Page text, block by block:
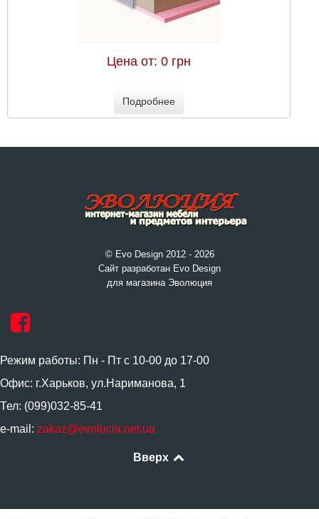
Цена от:0 грн
Подробнее
© Evo Design 2012 - 2026
Сайт разработан Evo Design
для магазина Эволюция
Режим работы: Пн - Пт с 10-00 до 17-00
Офис: г.Харьков, ул.Нариманова, 1
Тел: (099)032-85-41
e-mail: zakaz@evolucia.net.ua
Вверх